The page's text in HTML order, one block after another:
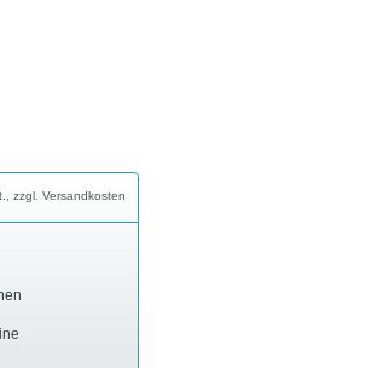
zzgl. Versandkosten